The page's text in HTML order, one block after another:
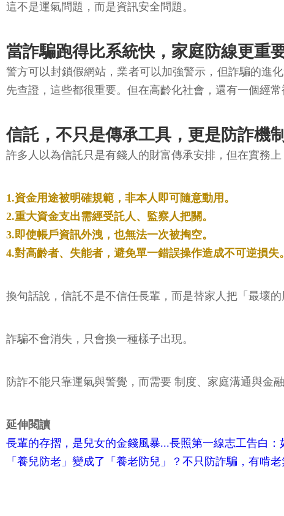
這不是運氣問題，而是資訊安全問題。
當詐騙跑得比系統快，家庭防線更重
警方可以封鎖假網站，業者可以加強警示，但詐騙的進
先查證，這些都很重要。但在高齡化社會，還有一個經
信託，不只是傳承工具，更是防詐機制
許多人以為信託只是有錢人的財富傳承安排，但在實務
1.資金用途被明確規範，非本人即可隨意動用。
2.重大資金支出需經受託人、監察人把關。
3.即使帳戶資訊外洩，也無法一次被掏空。
4.對高齡者、失能者，避免單一錯誤操作造成不可逆損失。
換句話說，信託不是不信任長輩，而是替家人把「最壞的
詐騙不會消失，只會換一種樣子出現。
防詐不能只靠運氣與警覺，而需要 制度、家庭溝通與金
延伸閱讀
長輩的存摺，是兒女的金錢風暴...長照第一線志工告白
「養兒防老」變成了「養老防兒」？不只防詐騙，有啃